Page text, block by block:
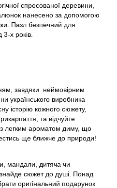
спресованої деревини,
нанесено за допомогою
Пазл безпечний для
3-х років.
завдяки неймовірним
українського виробника
історію кожного сюжету,
та відчуйте
легким ароматом диму, що
ще ближче до природи!
мандали, дитяча чи
сюжет до душі. Понад
оригінальний подарунок